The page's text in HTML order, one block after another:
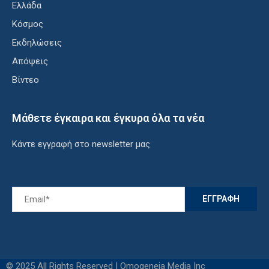
Ελλάδα
Κόσμος
Εκδηλώσεις
Απόψεις
Βίντεο
Μάθετε έγκαιρα και έγκυρα όλα τα νέα
Κάντε εγγραφή στο newsletter μας
© 2025 All Rights Reserved | Omogeneia Media Inc